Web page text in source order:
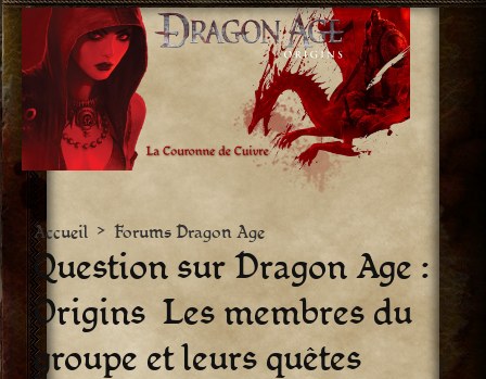
Aller
vers
le
contenu
Accueil > Forums Dragon Age
Question sur Dragon Age :
Origins  Les membres du
groupe et leurs quêtes